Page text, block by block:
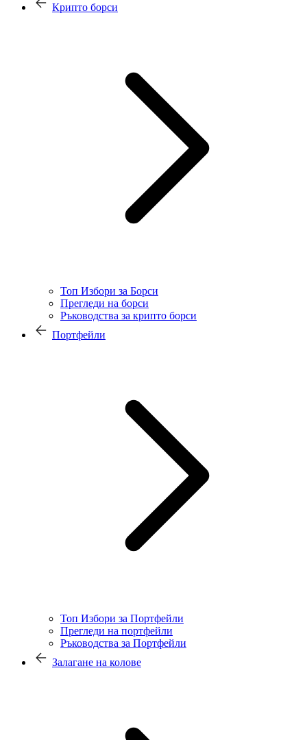
Крипто борси
Топ Избори за Борси
Прегледи на борси
Ръководства за крипто борси
Портфейли
Топ Избори за Портфейли
Прегледи на портфейли
Ръководства за Портфейли
Залагане на колове